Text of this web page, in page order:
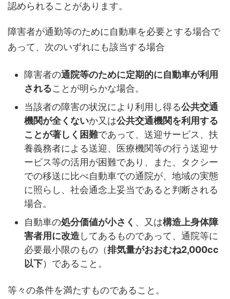
認められることがあります。
障害者が通勤等のために自動車を必要とする場合で
あって、次のいずれにも該当する場合
障害者の通院等のために定期的に自動車が利用
されることが明らかな場合。
当該者の障害の状況により利用し得る公共交通
機関が全くないか又は公共交通機関を利用する
ことが著しく困難であって、送迎サービス、扶
養義務者による送迎、医療機関等の行う送迎サ
ービス等の活用が困難であり、また、タクシー
での移送に比べ自動車での通院が、地域の実態
に照らし、社会通念上妥当であると判断される
場合。
自動車の処分価値が小さく 、又は構造上身体障
害者用に改造してあるものであって、通院等に
必要最小限のもの（排気量がおおむね2,000cc
以下）であること。
等々の条件を満たすものであること。